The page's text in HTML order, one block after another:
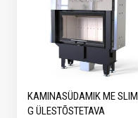
KAMINASÜDAMIK ME SLIM
G ÜLESTÕSTETAVA